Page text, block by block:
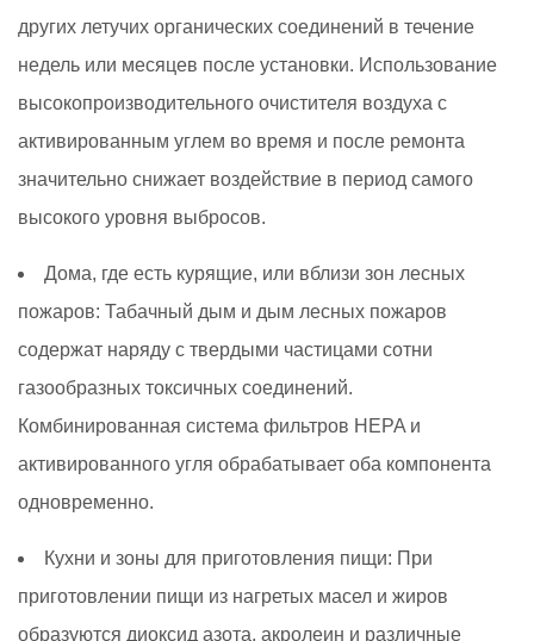
других летучих органических соединений в течение
недель или месяцев после установки. Использование
высокопроизводительного очистителя воздуха с
активированным углем во время и после ремонта
значительно снижает воздействие в период самого
высокого уровня выбросов.
Дома, где есть курящие, или вблизи зон лесных
пожаров: Табачный дым и дым лесных пожаров
содержат наряду с твердыми частицами сотни
газообразных токсичных соединений.
Комбинированная система фильтров HEPA и
активированного угля обрабатывает оба компонента
одновременно.
Кухни и зоны для приготовления пищи: При
приготовлении пищи из нагретых масел и жиров
образуются диоксид азота, акролеин и различные